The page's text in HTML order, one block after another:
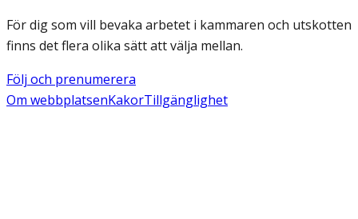
För dig som vill bevaka arbetet i kammaren och utskotten
finns det flera olika sätt att välja mellan.
Följ och prenumerera
Om webbplatsenKakorTillgänglighet